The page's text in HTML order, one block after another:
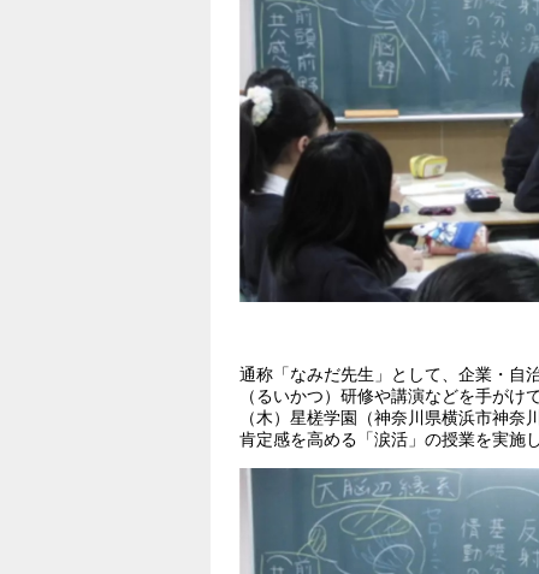
通称「なみだ先生」として、企業・自
（るいかつ）研修や講演などを手が
（木）星槎学園（神奈川県横浜市神
肯定感を高める「涙活」の授業を実施し